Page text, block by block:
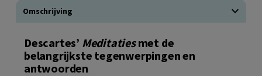
Omschrijving
Descartes’ Meditatiesmet de
belangrijkste tegenwerpingen en
antwoorden